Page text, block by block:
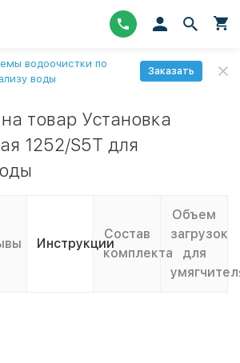
водоочистки по
воды
Заказать
товар Установка
1252/S5T для
Инструкции
Состав
комплекта
Объем
загрузок
для